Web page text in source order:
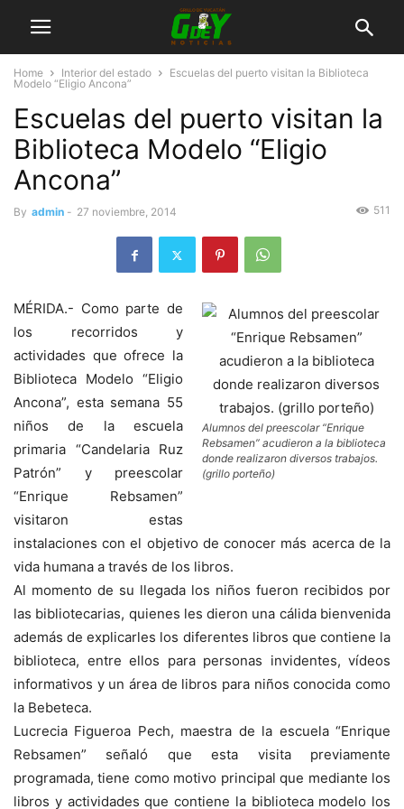
Home Interior del estado
Escuelas del puerto visitan la Biblioteca
Modelo “Eligio Ancona”
Escuelas del puerto visitan la
Biblioteca Modelo “Eligio
Ancona”
By admin - 27 noviembre, 2014 511
Alumnos del preescolar “Enrique
Rebsamen” acudieron a la biblioteca
donde realizaron diversos trabajos.
(grillo porteño)
MÉRIDA.- Como parte de
los recorridos y
actividades que ofrece la
Biblioteca Modelo “Eligio
Ancona”, esta semana 55
niños de la escuela
primaria “Candelaria Ruz
Patrón” y preescolar
“Enrique Rebsamen”
visitaron estas
instalaciones con el objetivo de conocer más acerca de la
vida humana a través de los libros.
Al momento de su llegada los niños fueron recibidos por
las bibliotecarias, quienes les dieron una cálida bienvenida
además de explicarles los diferentes libros que contiene la
biblioteca, entre ellos para personas invidentes, vídeos
informativos y un área de libros para niños conocida como
la Bebeteca.
Lucrecia Figueroa Pech, maestra de la escuela “Enrique
Rebsamen” señaló que esta visita previamente
programada, tiene como motivo principal que mediante los
libros y actividades que contiene la biblioteca modelo los